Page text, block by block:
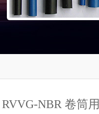
RVVG-NBR 卷筒